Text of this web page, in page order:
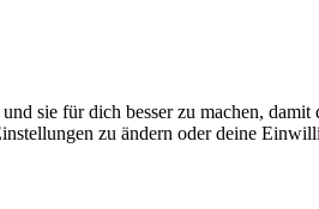
sie für dich besser zu machen,
zu ändern oder deine